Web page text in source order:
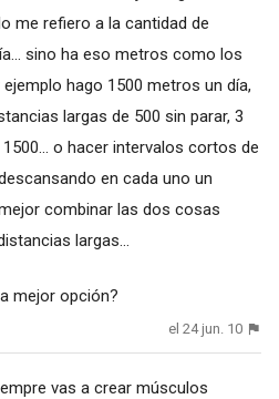
me refiero a la cantidad de
sino ha eso metros como los
hago 1500 metros un día,
largas de 500 sin parar, 3
o hacer intervalos cortos de
en cada uno un
combinar las dos cosas
largas...
mejor opción?
el 24 jun. 10
vas a crear músculos